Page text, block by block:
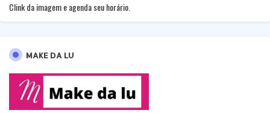
Clink da imagem e agenda seu horário.
MAKE DA LU